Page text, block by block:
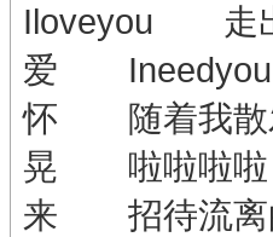
Iloveyou 走
爱
怀 随着我
晃 啦啦啦
来 招待流离